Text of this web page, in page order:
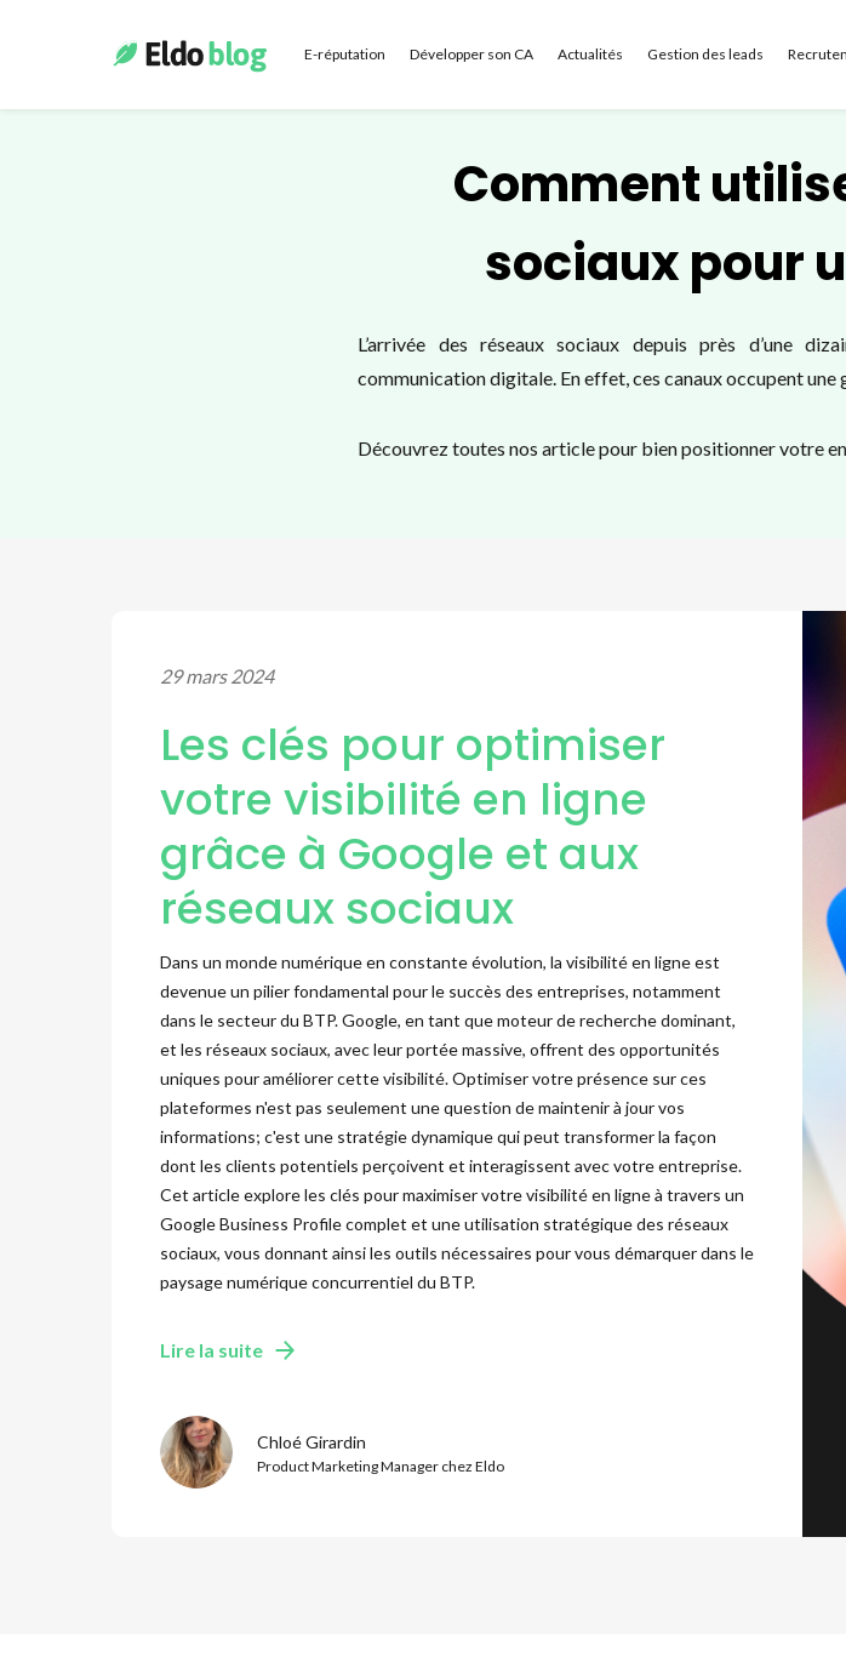
E-réputation Développer son CA Actualités Gestion des leads
Comment
sociaux pour
L’arrivée des réseaux sociaux depuis près d’une
communication digitale. En effet, ces canaux occupent une
Découvrez toutes nos article pour bien positionner votre
29 mars 2024
Les clés pour optimiser
votre visibilité en ligne
grâce à Google et aux
réseaux sociaux
Dans un monde numérique en constante évolution, la visibilité en ligne est
devenue un pilier fondamental pour le succès des entreprises, notamment
dans le secteur du BTP. Google, en tant que moteur de recherche dominant,
et les réseaux sociaux, avec leur portée massive, offrent des opportunités
uniques pour améliorer cette visibilité. Optimiser votre présence sur ces
plateformes n'est pas seulement une question de maintenir à jour vos
informations; c'est une stratégie dynamique qui peut transformer la façon
dont les clients potentiels perçoivent et interagissent avec votre entreprise.
Cet article explore les clés pour maximiser votre visibilité en ligne à travers un
Google Business Profile complet et une utilisation stratégique des réseaux
sociaux, vous donnant ainsi les outils nécessaires pour vous démarquer dans le
paysage numérique concurrentiel du BTP.
Lire la suite
Chloé Girardin
Product Marketing Manager chez Eldo